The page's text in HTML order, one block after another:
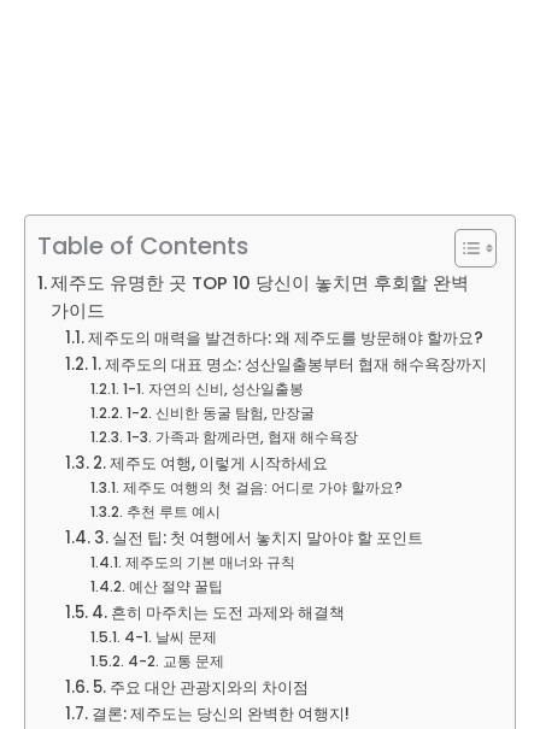
Table of Contents
제주도 유명한 곳 TOP 10 당신이 놓치면 후회할 완벽
가이드
제주도의 매력을 발견하다: 왜 제주도를 방문해야 할까요?
1. 제주도의 대표 명소: 성산일출봉부터 협재 해수욕장까지
1-1. 자연의 신비, 성산일출봉
1-2. 신비한 동굴 탐험, 만장굴
1-3. 가족과 함께라면, 협재 해수욕장
2. 제주도 여행, 이렇게 시작하세요
제주도 여행의 첫 걸음: 어디로 가야 할까요?
추천 루트 예시
3. 실전 팁: 첫 여행에서 놓치지 말아야 할 포인트
제주도의 기본 매너와 규칙
예산 절약 꿀팁
4. 흔히 마주치는 도전 과제와 해결책
4-1. 날씨 문제
4-2. 교통 문제
5. 주요 대안 관광지와의 차이점
결론: 제주도는 당신의 완벽한 여행지!